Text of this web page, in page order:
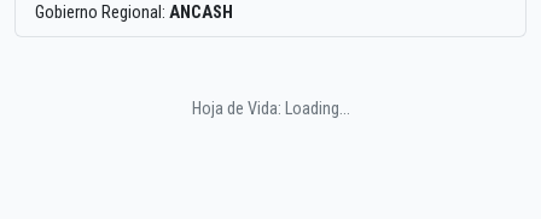
Gobierno Regional: ANCASH
Hoja de Vida: Loading...